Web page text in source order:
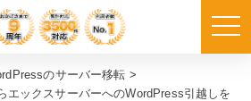
のサーバー移転 >
エックスサーバーへのWordPress引越しを